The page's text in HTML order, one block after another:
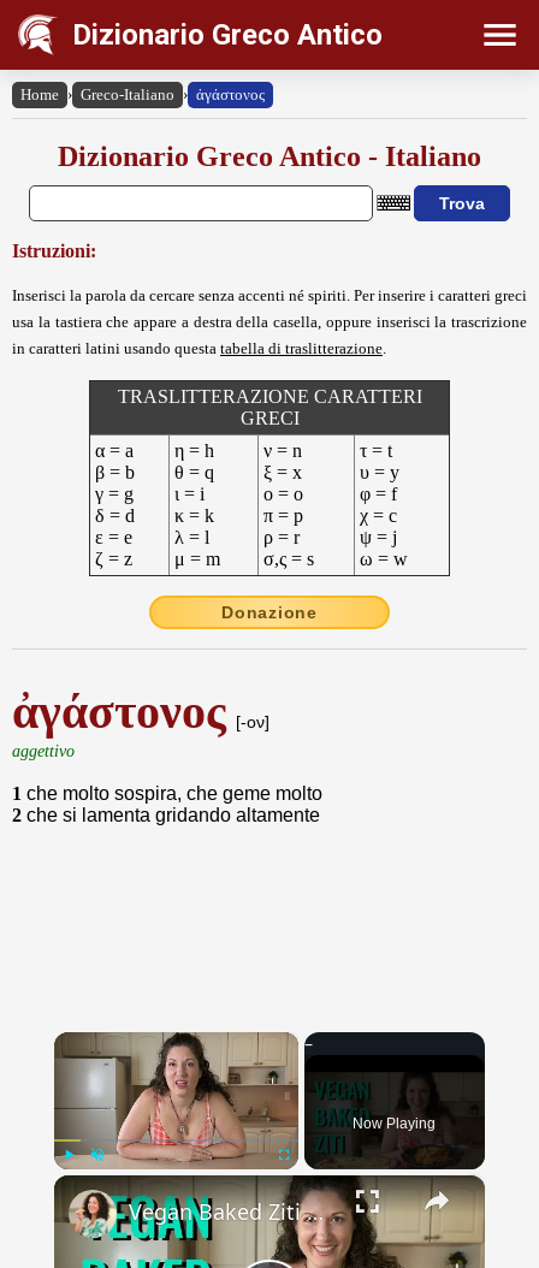
Dizionario Greco Antico
Home › Greco-Italiano › ἀγάστονος
Dizionario Greco Antico - Italiano
Istruzioni:
Inserisci la parola da cercare senza accenti né spiriti. Per inserire i caratteri greci
usa la tastiera che appare a destra della casella, oppure inserisci la trascrizione
in caratteri latini usando questa tabella di traslitterazione
TRASLITTERAZIONE CARATTERI
GRECI
α = a
β = b
γ = g
δ = d
ε = e
ζ = z
η = h
θ = q
ι = i
κ = k
λ = l
μ = m
ν = n
ξ = x
ο = o
π = p
ρ = r
σ,ς = s
τ = t
υ = y
φ = f
χ = c
ψ = j
ω = w
Donazione
ἀγάστονος [-ον]
aggettivo
1 che molto sospira, che geme molto
2 che si lamenta gridando altamente
×
Fullscreen
Now Playing
×
Vegan Baked Ziti with Lentils, Tofu Ricotta, and Cashew Mozzarella